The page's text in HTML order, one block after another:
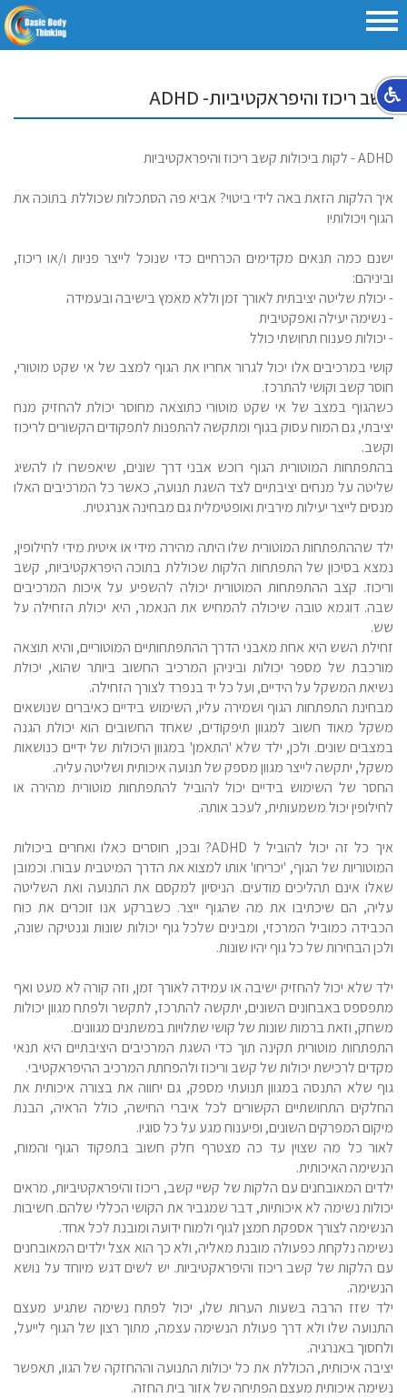
קשב ריכוז והיפראקטיביות- ADHD
ADHD - לקות ביכולות קשב ריכוז והיפראקטיביות
איך הלקות הזאת באה לידי ביטוי? אביא פה הסתכלות שכוללת בתוכה את
הגוף ויכולותיו
ישנם כמה תנאים מקדימים הכרחיים כדי שנוכל לייצר פניות ו/או ריכוז,
וביניהם:
- יכולת שליטה יציבתית לאורך זמן וללא מאמץ בישיבה ובעמידה
- נשימה יעילה ואפקטיבית
- יכולות פענוח תחושתי כולל
קושי במרכיבים אלו יכול לגרור אחריו את הגוף למצב של אי שקט מוטורי,
חוסר קשב וקושי להתרכז.
כשהגוף במצב של אי שקט מוטורי כתוצאה מחוסר יכולת להחזיק מנח
יציבתי, גם המוח עסוק בגוף ומתקשה להתפנות לתפקודים הקשורים לריכוז
וקשב.
בהתפתחות המוטורית הגוף רוכש אבני דרך שונים, שיאפשרו לו להשיג
שליטה על מנחים יציבתיים לצד השגת תנועה, כאשר כל המרכיבים האלו
מנסים לייצר יעילות מירבית ואופטימלית גם מבחינה אנרגטית.
ילד שההתפתחות המוטורית שלו היתה מהירה מידי או איטית מידי לחילופין,
נמצא בסיכון של התפתחות הלקות שכוללת בתוכה היפראקטיביות, קשב
וריכוז. קצב ההתפתחות המוטורית יכולה להשפיע על איכות המרכיבים
שבה. דוגמא טובה שיכולה להמחיש את הנאמר, היא יכולת הזחילה על
שש.
זחילת השש היא אחת מאבני הדרך ההתפתחותיים המוטוריים, והיא תוצאה
מורכבת של מספר יכולות וביניהן המרכיב החשוב ביותר שהוא, יכולת
נשיאת המשקל על הידיים, ועל כל יד בנפרד לצורך הזחילה.
מבחינת התפתחות הגוף ושמירה עליו, השימוש בידיים כאיברים שנושאים
משקל מאוד חשוב למגוון תיפקודים, שאחד החשובים הוא יכולת הגנה
במצבים שונים. ולכן, ילד שלא 'התאמן' במגוון היכולות של ידיים כנושאות
משקל, יתקשה לייצר מגוון מספק של תנועה איכותית ושליטה עליה.
החסר של השימוש בידיים יכול להוביל להתפתחות מוטורית מהירה או
לחילופין יכול משמעותית, לעכב אותה.
איך כל זה יכול להוביל ל ADHD? ובכן, חוסרים כאלו ואחרים ביכולות
המוטוריות של הגוף, 'יכריחו' אותו למצוא את הדרך המיטבית עבורו. וכמובן
שאלו אינם תהליכים מודעים. הניסיון למקסם את התנועה ואת השליטה
עליה, הם שיכתיבו את מה שהגוף ייצר. כשברקע אנו זוכרים את כוח
הכבידה כמוביל המרכזי, ומבינים שלכל גוף יכולות שונות וגנטיקה שונה,
ולכן הבחירות של כל גוף יהיו שונות.
ילד שלא יכול להחזיק ישיבה או עמידה לאורך זמן, וזה קורה לא מעט ואף
מתפספס באבחונים השונים, יתקשה להתרכז, לתקשר ולפתח מגוון יכולות
משחק, וזאת ברמות שונות של קושי שתלויות במשתניםמגוונים.
התפתחות מוטורית תקינה תוך כדי השגת המרכיבים היציבתיים היא תנאי
מקדים לרכישת יכולות של קשב וריכוז ולהפחתת המרכיב ההיפראקטיבי.
גוף שלא התנסה במגוון תנועתי מספק, גם יחווה את בצורה איכותית את
החלקים התחושתיים הקשורים לכל איברי החישה, כולל הראיה, הבנת
מיקום המפרקים השונים, ופיענוח מגע על כל סוגיו.
לאור כל מה שצוין עד כה מצטרף חלק חשוב בתפקוד הגוף והמוח,
הנשימה האיכותית.
ילדים המאובחנים עם הלקות של קשיי קשב, ריכוז והיפראקטיביות, מראים
יכולות נשימה לא איכותיות, דבר שמגביר את הקושי הכללי שלהם. חשיבות
הנשימה לצורך אספקת חמצן לגוף ולמוח ידועה ומובנת לכל אחד.
נשימה נלקחת כפעולה מובנת מאליה, ולא כך הוא אצל ילדים המאובחנים
עם הלקות של קשב ריכוז והיפראקטיביות. יש לשים דגש מיוחד על נושא
הנשימה.
ילד שזז הרבה בשעות הערות שלו, יכול לפתח נשימה שתגיע מעצם
התנועה שלו ולא דרך פעולת הנשימה עצמה, מתוך רצון של הגוף לייעל,
ולחסוך באנרגיה.
יציבה איכותית, הכוללת את כל יכולות התנועה וההחזקה של הגוו, תאפשר
נשימה איכותית מעצם הפתיחה של אזור בית החזה.